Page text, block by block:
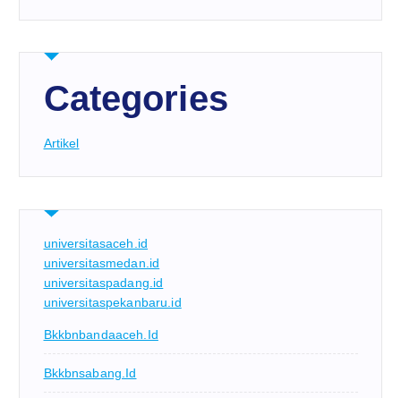
Categories
Artikel
universitasaceh.id
universitasmedan.id
universitaspadang.id
universitaspekanbaru.id
Bkkbnbandaaceh.id
Bkkbnsabang.id